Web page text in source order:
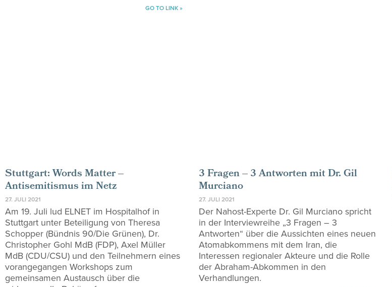
GO TO LINK »
Stuttgart: Words Matter –
Antisemitismus im Netz
27. JULI 2021
Am 19. Juli lud ELNET im Hospitalhof in
Stuttgart unter Beteiligung von Theresa
Schopper (Bündnis 90/Die Grünen), Dr.
Christopher Gohl MdB (FDP), Axel Müller
MdB (CDU/CSU) und den Teilnehmern eines
vorangegangen Workshops zum
gemeinsamen Austausch über die
3 Fragen – 3 Antworten mit Dr. Gil
Murciano
27. JULI 2021
Der Nahost-Experte Dr. Gil Murciano spricht
in der Interviewreihe „3 Fragen – 3
Antworten“ über die Aussichten eines neuen
Atomabkommens mit dem Iran, die
Interessen regionaler Akteure und die Rolle
der Abraham-Abkommen in den
Verhandlungen.